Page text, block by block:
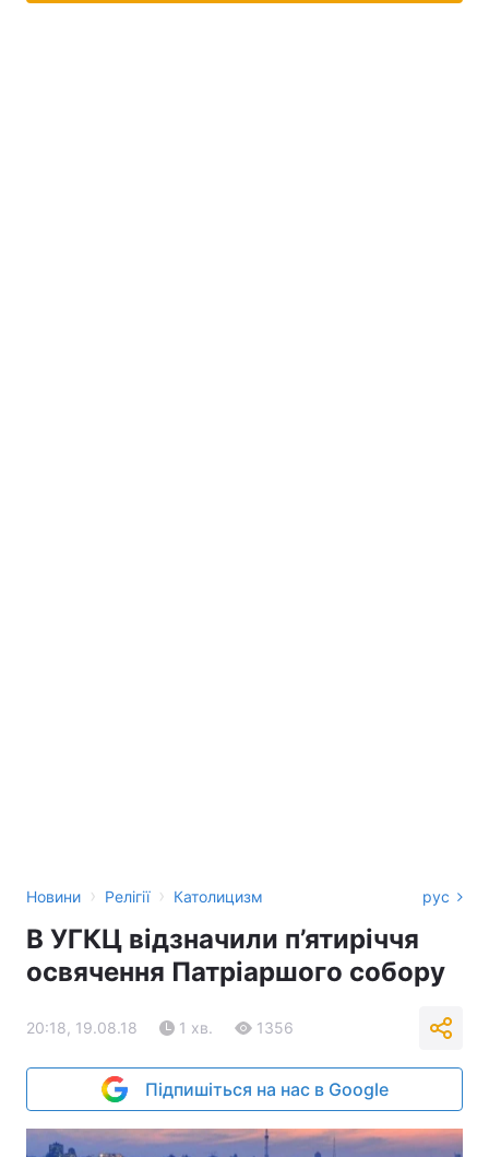
Новини › Релігії › Католицизм рус
В УГКЦ відзначили п’ятиріччя
освячення Патріаршого собору
20:18, 19.08.18 1 хв. 1356
Підпишіться на нас в Google